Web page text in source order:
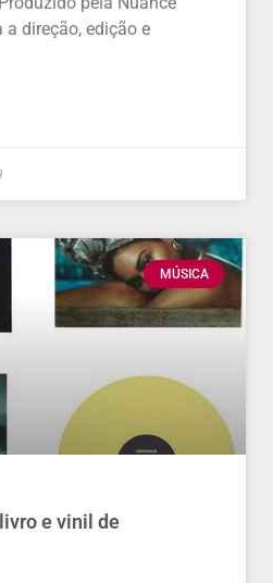
a direção, edição e
MÚSICA
e vinil de